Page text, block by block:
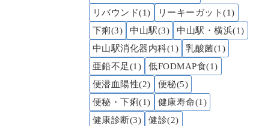
リバウンド(1)
リーキーガット(1)
下痢(3)
中山駅(3)
中山駅・横浜(1)
中山駅消化器内科(1)
乳酸菌(1)
亜鉛不足(1)
低FODMAP食(1)
便潜血陽性(2)
便秘(5)
便秘・下痢(1)
健康寿命(1)
健康診断(3)
健診(2)